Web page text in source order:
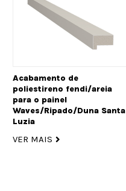
Acabamento de
poliestireno fendi/areia
para o painel
Waves/Ripado/Duna Santa
Luzia
VER MAIS